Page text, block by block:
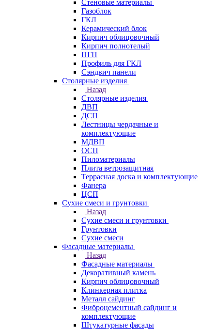
Стеновые материалы
Газоблок
ГКЛ
Керамический блок
Кирпич облицовочный
Кирпич полнотелый
ПГП
Профиль для ГКЛ
Сэндвич панели
Столярные изделия
Назад
Столярные изделия
ДВП
ДСП
Лестницы чердачные и
комплектующие
МДВП
ОСП
Пиломатериалы
Плита ветрозащитная
Террасная доска и комплектующие
Фанера
ЦСП
Сухие смеси и грунтовки
Назад
Сухие смеси и грунтовки
Грунтовки
Сухие смеси
Фасадные материалы
Назад
Фасадные материалы
Декоративный камень
Кирпич облицовочный
Клинкерная плитка
Металл сайдинг
Фиброцементный сайдинг и
комплектующие
Штукатурные фасады